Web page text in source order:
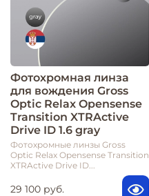
Фотохромная линза
для вождения Gross
Optic Relax Opensense
Transition XTRActive
Drive ID 1.6 gray
Фотохромные линзы Gross
Optic Relax Opensense Transition
XTRActive Drive ID...
29 100 руб.